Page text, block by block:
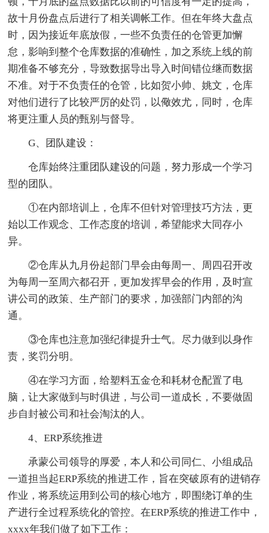
故十月份盘点后进行了相关调帐工作。但在年终大盘点
时，因为接近年底放假，一些不负责任的仓管更加懈
怠，影响到整个仓库数据的准确性，加之系统上线的前
期准备不够充分，导致数据导出导入时间错位继而数据
不准。对于不负责任的仓管，比如贺小帅、姚文，仓库
对他们进行了比较严厉的处罚，以儆效尤，同时，仓库
将更注重人员的甄别与督导。
G、团队建设：
仓库始终注重团队建设的问题，努力形成一个学习
型的团队。
①在内部培训上，仓库不但针对管理技巧方法，更
始以工作观念、工作态度的培训，希望能求大同存小
异。
②仓库从九月份起部门早会由每周一、周四召开改
为每周一至周六都召开，更加发挥早会的作用，及时宣
讲公司的政策、生产部门的要求，加强部门内部的沟
通。
③仓库也注意加强纪律提升士气。尽力做到以身作
责，奖罚分明。
④在学习方面，给塑料五金仓和耗材仓配置了电
脑，让大家做到与时俱进，与公司一道成长，不要做固
步自封被公司和社会淘汰的人。
4、ERP系统推进
承蒙公司领导的厚爱，本人和公司同仁、小组成品
一道担当起ERP系统的推进工作，旨在突破原有的进销存
作业，将系统运用到公司的核心地方，即围绕订单的生
产进行全过程系统化的管控。在ERP系统的推进工作中，
xxxx年我们做了如下工作：